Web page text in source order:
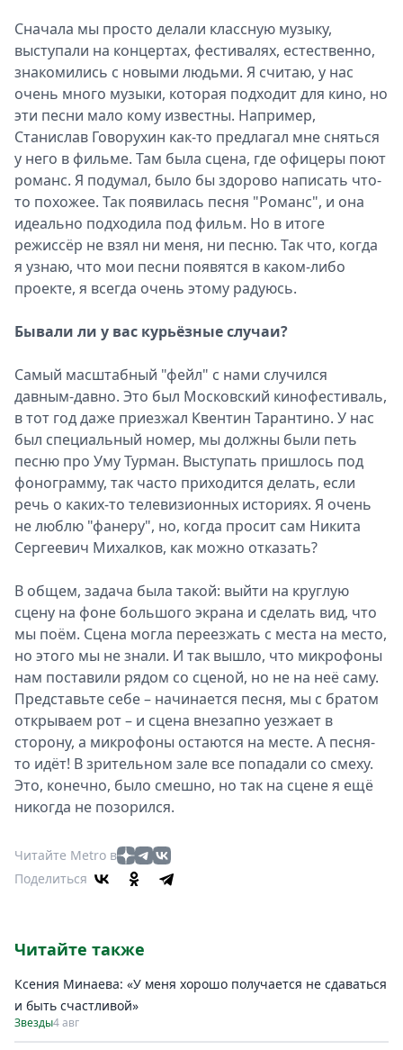
Сначала мы просто делали клас­сную музыку,
выступали на концертах, фестивалях, естественно,
знакомились с новыми людьми. Я считаю, у нас
очень много музыки, которая подходит для кино, но
эти песни мало кому известны. Например,
Станислав Говорухин как-то предлагал мне сняться
у него в фильме. Там была сцена, где офицеры поют
романс. Я подумал, было бы здорово написать что-
то похожее. Так появилась песня "Романс", и она
идеально подходила под фильм. Но в итоге
режиссёр не взял ни меня, ни песню. Так что, когда
я узнаю, что мои песни появятся в каком-либо
проекте, я всегда очень этому радуюсь.
Бывали ли у вас курьёзные случаи?
Самый масштабный "фейл" с нами случился
давным-давно. Это был Московский кинофестиваль,
в тот год даже приезжал Квентин Тарантино. У нас
был специальный номер, мы должны были петь
песню про Уму Турман. Выступать пришлось под
фонограмму, так часто приходится делать, если
речь о каких-то телевизионных историях. Я очень
не люблю "фанеру", но, когда просит сам Никита
Сергеевич Михалков, как можно отказать?
В общем, задача была такой: вый­ти на круглую
сцену на фоне большого экрана и сделать вид, что
мы поём. Сцена могла переезжать с места на место,
но этого мы не знали. И так вышло, что микрофоны
нам поставили рядом со сценой, но не на неё саму.
Представьте себе – начинается песня, мы с братом
открываем рот – и сцена внезапно уезжает в
сторону, а микрофоны остаются на месте. А песня-
то идёт! В зрительном зале все попадали со смеху.
Это, конечно, было смешно, но так на сцене я ещё
никогда не позорился.
Читайте Metro в
Поделиться
Читайте также
Ксения Минаева: «У меня хорошо получается не сдаваться
и быть счастливой»
Звезды4 авг